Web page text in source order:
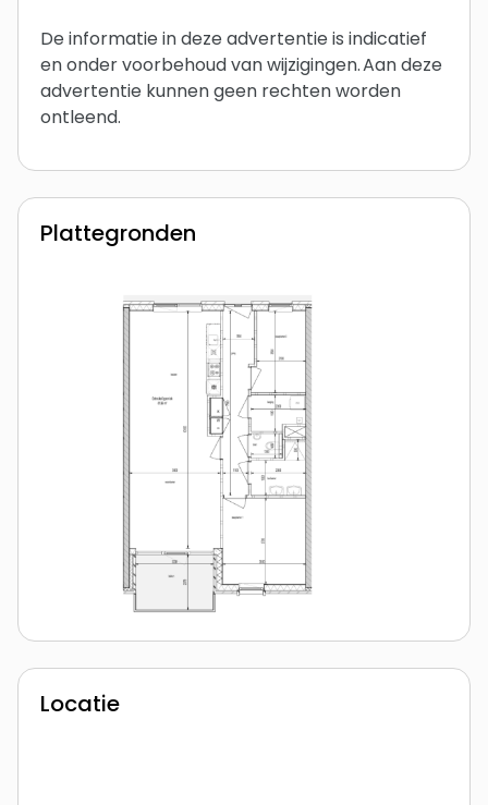
De informatie in deze advertentie is indicatief
en onder voorbehoud van wijzigingen. Aan deze
advertentie kunnen geen rechten worden
ontleend.
Plattegronden
Locatie